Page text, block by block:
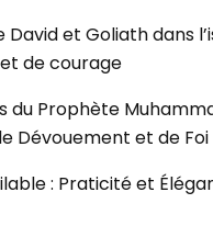
David et Goliath dans
de courage
du Prophète
Dévouement et de Foi
: Praticité et